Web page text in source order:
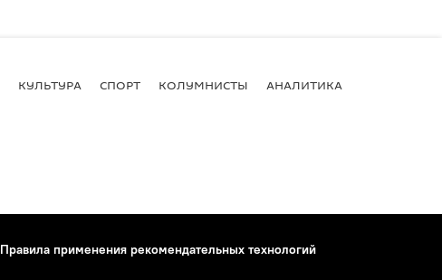
КУЛЬТУРА СПОРТ КОЛУМНИСТЫ АНАЛИТИКА
Правила применения рекомендательных технологий